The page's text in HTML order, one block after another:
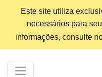
Este site utiliza
necessários para
informações, consulte